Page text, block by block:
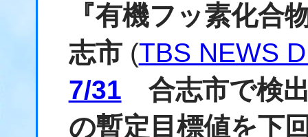
『有機フッ素化
志市(TBS NEWS
7/31 合志市で検
の暫定目標値を下